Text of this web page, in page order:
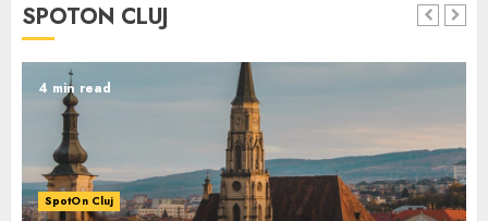
SPOTON CLUJ
4 min read
SpotOn Cluj